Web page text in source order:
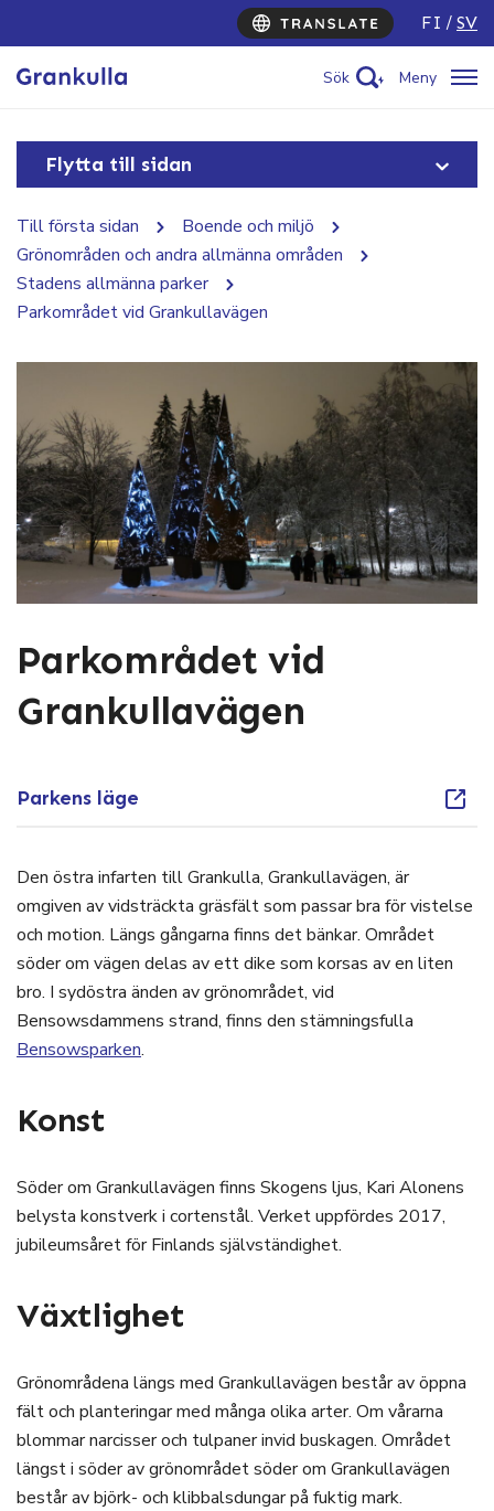
FI SV
Sök Meny
Flytta till sidan
Till första sidan
Boende och miljö
Grönområden och andra allmänna områden
Stadens allmänna parker
Parkområdet vid Grankullavägen
Parkområdet vid
Grankullavägen
Parkens läge
Den östra infarten till Grankulla, Grankullavägen, är
omgiven av vidsträckta gräsfält som passar bra för vistelse
och motion. Längs gångarna finns det bänkar. Området
söder om vägen delas av ett dike som korsas av en liten
bro. I sydöstra änden av grönområdet, vid
Bensowsdammens strand, finns den stämningsfulla
Bensowsparken.
Konst
Söder om Grankullavägen finns Skogens ljus, Kari Alonens
belysta konstverk i cortenstål. Verket uppfördes 2017,
jubileumsåret för Finlands självständighet.
Växtlighet
Grönområdena längs med Grankullavägen består av öppna
fält och planteringar med många olika arter. Om vårarna
blommar narcisser och tulpaner invid buskagen. Området
längst i söder av grönområdet söder om Grankullavägen
består av björk- och klibbalsdungar på fuktig mark.